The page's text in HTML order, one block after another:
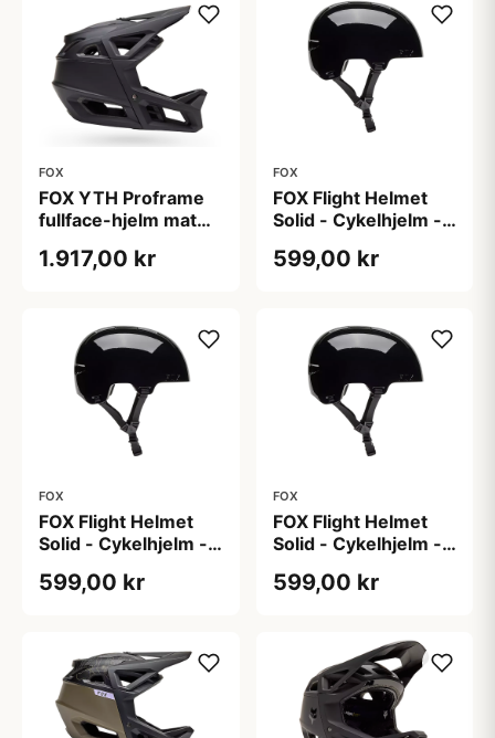
FOX
FOX YTH Proframe
fullface-hjelm mat
1.917,00 kr
FOX
FOX Flight Helmet
Solid - Cykelhjelm -
- L
599,00 kr
FOX
FOX Flight Helmet
Solid - Cykelhjelm -
- M
599,00 kr
FOX
FOX Flight Helmet
Solid - Cykelhjelm -
- S
599,00 kr